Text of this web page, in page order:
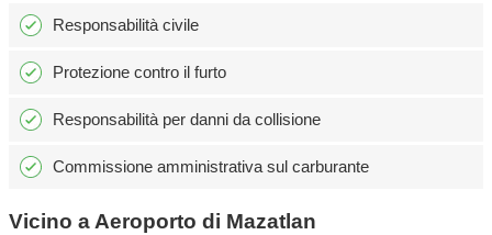
Responsabilità civile
Protezione contro il furto
Responsabilità per danni da collisione
Commissione amministrativa sul carburante
Vicino a Aeroporto di Mazatlan